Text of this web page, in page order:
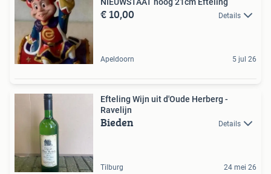
€ 10,00 Details
Apeldoorn 5 jul 26
Efteling Wijn uit d'Oude Herberg -
Ravelijn
Bieden Details
Tilburg 24 mei 26